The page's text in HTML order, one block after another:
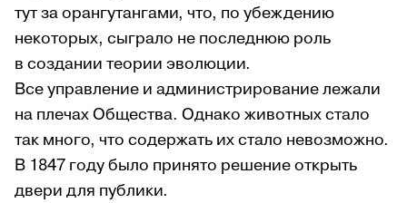
тут за орангутангами, что, по убеждению
некоторых, сыграло не последнюю роль
в создании теории эволюции.
Все управление и администрирование лежали
на плечах Общества. Однако животных стало
так много, что содержать их стало невозможно.
В 1847 году было принято решение открыть
двери для публики.